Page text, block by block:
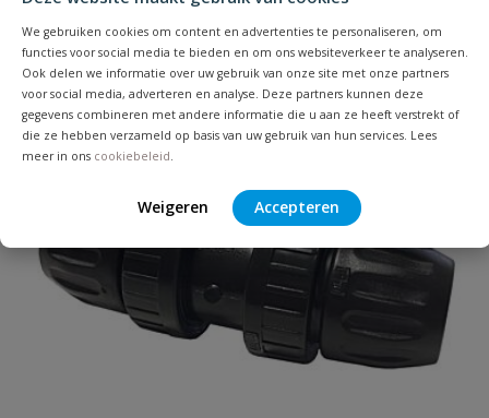
We gebruiken cookies om content en advertenties te personaliseren, om
functies voor social media te bieden en om ons websiteverkeer te analyseren.
Ook delen we informatie over uw gebruik van onze site met onze partners
voor social media, adverteren en analyse. Deze partners kunnen deze
gegevens combineren met andere informatie die u aan ze heeft verstrekt of
die ze hebben verzameld op basis van uw gebruik van hun services. Lees
meer in ons cookiebeleid.
Weigeren Accepteren
Uw waardering:
Samenvatting